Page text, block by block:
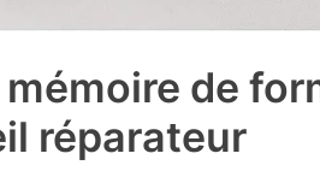
mémoire de
réparateur